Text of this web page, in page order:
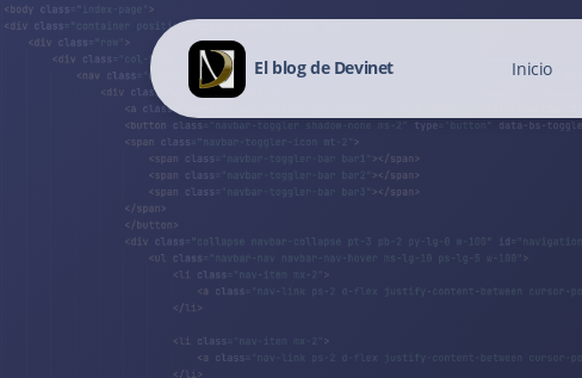
El blog de Devinet Inicio